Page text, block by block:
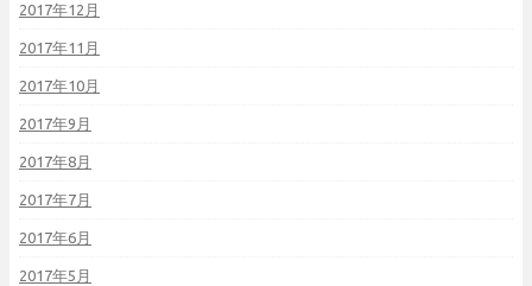
2017年12月
2017年11月
2017年10月
2017年9月
2017年8月
2017年7月
2017年6月
2017年5月